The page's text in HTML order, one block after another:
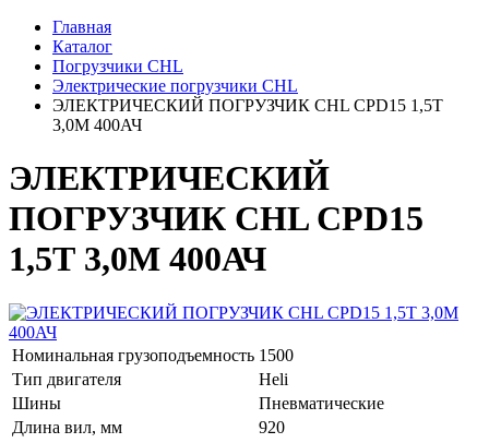
Главная
Каталог
Погрузчики CHL
Электрические погрузчики CHL
ЭЛЕКТРИЧЕСКИЙ ПОГРУЗЧИК CHL CPD15 1,5Т
3,0М 400АЧ
ЭЛЕКТРИЧЕСКИЙ
ПОГРУЗЧИК CHL CPD15
1,5Т 3,0М 400АЧ
Номинальная грузоподъемность 1500
Тип двигателя
Heli
Шины
Пневматические
Длина вил, мм
920